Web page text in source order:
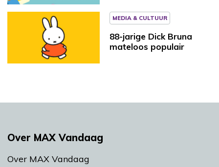
MEDIA & CULTUUR
88-jarige Dick Bruna
mateloos populair
Over MAX Vandaag
Over MAX Vandaag